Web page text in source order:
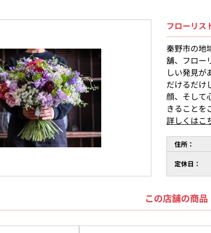
フローリス
秦野市の地
舗、フロー
しい発見が
だけるだけ
顔、そして
きることを
詳しくはこ
住所：
定休日：
この店舗の商品